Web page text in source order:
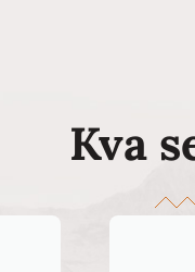
Kva